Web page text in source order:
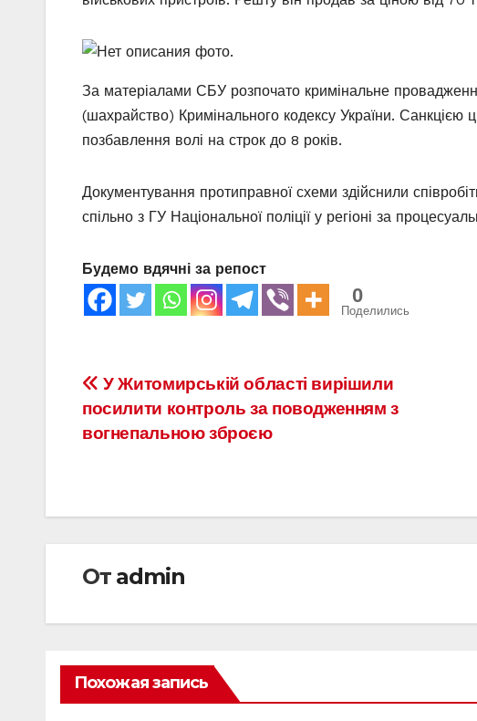
За матеріалами СБУ розпочато кримінальне
(шахрайство) Кримінального кодексу України. Санкцією
позбавлення волі на строк до 8 років.
Документування протиправної схеми здійснили
спільно з ГУ Національної поліції у регіоні за
Будемо вдячні за репост
0
Поделились
Навигация
по
У Житомирській області вирішили
посилити контроль за поводженням з
вогнепальною зброєю
От admin
Похожая запись